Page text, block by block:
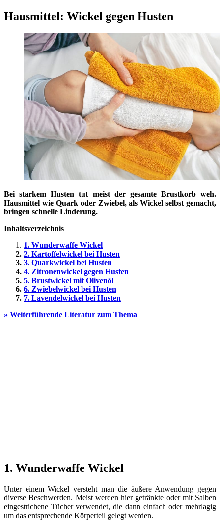
Hausmittel: Wickel gegen Husten
Bei starkem Husten tut meist der gesamte Brustkorb weh.
Hausmittel wie Quark oder Zwiebel, als Wickel selbst gemacht,
bringen schnelle Linderung.
Inhaltsverzeichnis
1. Wunderwaffe Wickel
2. Kartoffelwickel bei Husten
3. Quarkwickel bei Husten
4. Zitronenwickel gegen Husten
5. Brustwickel mit Olivenöl
6. Zwiebelwickel bei Husten
7. Lavendelwickel bei Husten
» Weiterführende Literatur zum Thema
1. Wunderwaffe Wickel
Unter einem Wickel versteht man die äußere Anwendung gegen
diverse Beschwerden. Meist werden hier getränkte oder mit Salben
eingestrichene Tücher verwendet, die dann einfach oder mehrlagig
um das entsprechende Körperteil gelegt werden.